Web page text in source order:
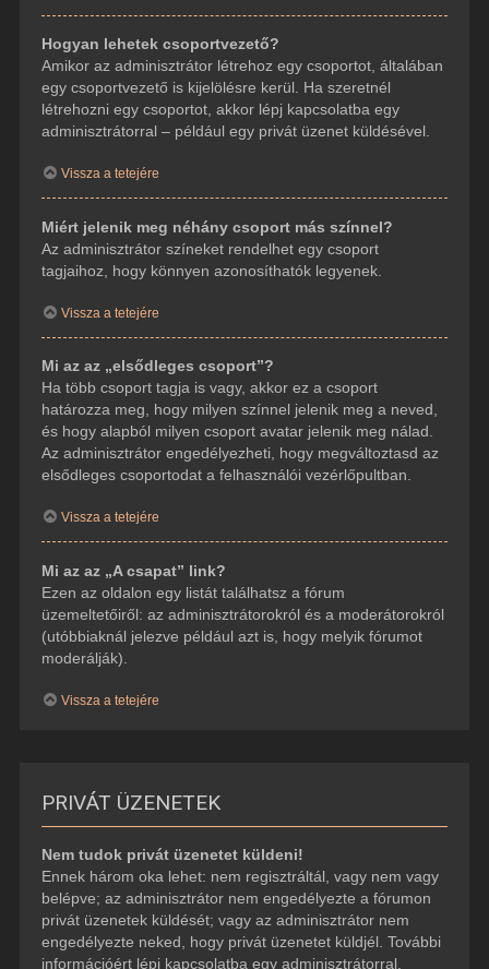
Hogyan lehetek csoportvezető?
Amikor az adminisztrátor létrehoz egy csoportot, általában
egy csoportvezető is kijelölésre kerül. Ha szeretnél
létrehozni egy csoportot, akkor lépj kapcsolatba egy
adminisztrátorral – például egy privát üzenet küldésével.
Vissza a tetejére
Miért jelenik meg néhány csoport más színnel?
Az adminisztrátor színeket rendelhet egy csoport
tagjaihoz, hogy könnyen azonosíthatók legyenek.
Vissza a tetejére
Mi az az „elsődleges csoport”?
Ha több csoport tagja is vagy, akkor ez a csoport
határozza meg, hogy milyen színnel jelenik meg a neved,
és hogy alapból milyen csoport avatar jelenik meg nálad.
Az adminisztrátor engedélyezheti, hogy megváltoztasd az
elsődleges csoportodat a felhasználói vezérlőpultban.
Vissza a tetejére
Mi az az „A csapat” link?
Ezen az oldalon egy listát találhatsz a fórum
üzemeltetőiről: az adminisztrátorokról és a moderátorokról
(utóbbiaknál jelezve például azt is, hogy melyik fórumot
moderálják).
Vissza a tetejére
PRIVÁT ÜZENETEK
Nem tudok privát üzenetet küldeni!
Ennek három oka lehet: nem regisztráltál, vagy nem vagy
belépve; az adminisztrátor nem engedélyezte a fórumon
privát üzenetek küldését; vagy az adminisztrátor nem
engedélyezte neked, hogy privát üzenetet küldjél. További
információért lépj kapcsolatba egy adminisztrátorral.